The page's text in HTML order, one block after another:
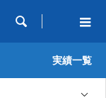

実績一覧